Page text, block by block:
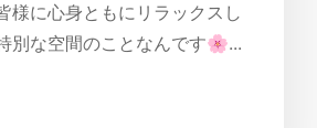
様に心身ともにリラックスし
別な空間のことなんです🌸...